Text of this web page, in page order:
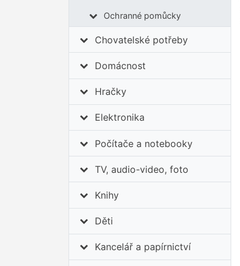
Ochranné pomůcky
Chovatelské potřeby
Domácnost
Hračky
Elektronika
Počítače a notebooky
TV, audio-video, foto
Knihy
Děti
Kancelář a papírnictví